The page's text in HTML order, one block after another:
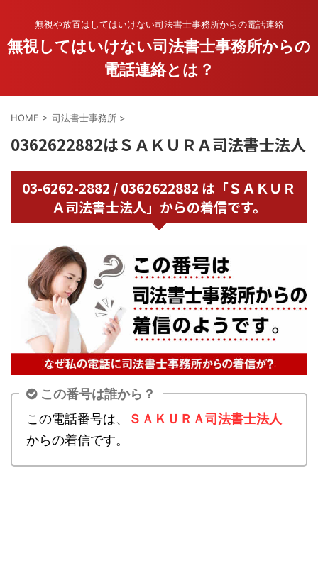
無視や放置はしてはいけない司法書士事務所からの電話連絡
無視してはいけない司法書士事務所からの
電話連絡とは？
HOME > 司法書士事務所 >
0362622882はＳＡＫＵＲＡ司法書士法人
03-6262-2882 / 0362622882 は「ＳＡＫＵＲ
Ａ司法書士法人」からの着信です。
この番号は誰から？
この電話番号は、
ＳＡＫＵＲＡ司法書士法人
からの着信です。